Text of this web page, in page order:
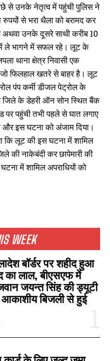
पेट्रोल पंप पर हत्या व लूट
में 3 गिरफ्तार, 2 नाबालिग
9, 2022
"औरंगाबाद"
WEEK
बॉर्डर पर शहीद हुआ
का लाल, बीएसएफ में
जयन्त सिंह की ड्यूटी
आकाशीय बिजली से हुई
से उनके नेतृत्व में पहुंची पुलिस ने
से भरा थैला को बरामद कर
अथवा उनके दूसरे साथी करीब 10
ले भागने में सफल रहे। लूट के
थाना क्षेत्र निवासी एक
जो फिलहाल खतरे से बाहर है। लूट
पंप कर्मी डीजल पेट्रोल के
जिले के डेहरी ऑन सोन स्थित बैंक
पहुंची तभी पहले से घात लगाए
और इस घटना को अंजाम दिया।
कि लूट की इस घटना में शामिल
की नाकेबंदी कर छापेमारी की
में शामिल अपराधियों को